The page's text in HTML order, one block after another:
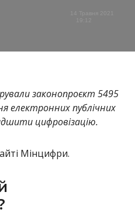
19:12
законопроєкт 5495
електронних публічних
цифровізацію.
Мінцифри.